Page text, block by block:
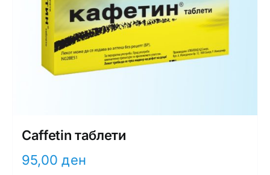
Caffetin таблети
95,00ден